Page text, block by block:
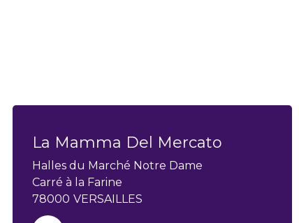
La Mamma Del Mercato
Halles du Marché Notre Dame
Carré à la Farine
78000 VERSAILLES